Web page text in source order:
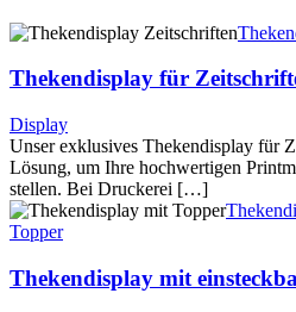
Thekendisplay für
Display
Unser exklusives Thekendisplay für
Lösung, um Ihre hochwertigen
stellen. Bei Druckerei […]
Topper
Thekendisplay mit